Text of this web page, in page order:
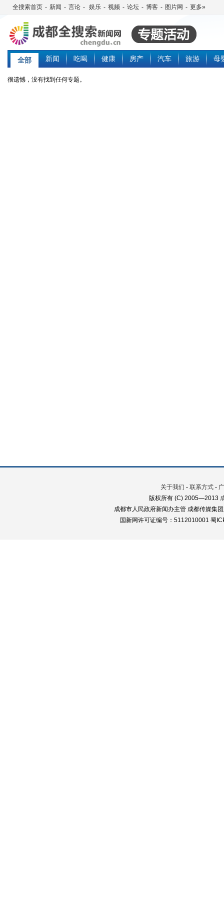
全搜索首页 - 新闻 - 言论 - 娱乐 - 视频 - 论坛 - 博客 - 图片网 - 更多»
全部 新闻 吃喝 健康 房产 汽车 旅游 母
很遗憾，没有找到任何专题。
关于我们 - 联系方式 -
版权所有 (C) 2005—2013
成都市人民政府新闻办主管 成都传媒集
国新网许可证编号：5112010001 蜀